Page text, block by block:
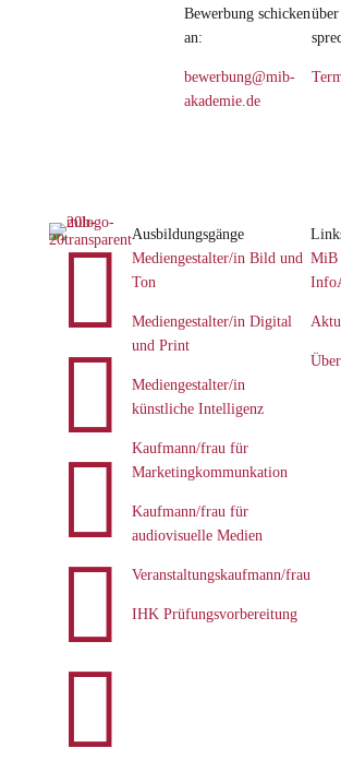
Bewerbung schicken
an:
bewerbung@mib-
akademie.de





Ausbildungsgänge
Mediengestalter/in Bild und
Ton
Mediengestalter/in Digital
und Print
Mediengestalter/in
künstliche Intelligenz
Kaufmann/frau für
Marketingkommunkation
Kaufmann/frau für
audiovisuelle Medien
Veranstaltungskaufmann/frau
IHK Prüfungsvorbereitung
MiB